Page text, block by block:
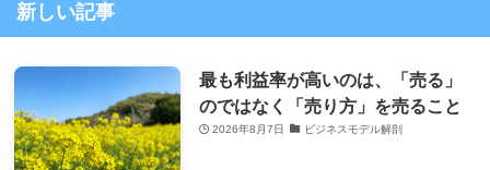
新しい記事
最も利益率が高いのは、「売る」
のではなく「売り方」を売ること
2026年8月7日 ビジネスモデル解剖